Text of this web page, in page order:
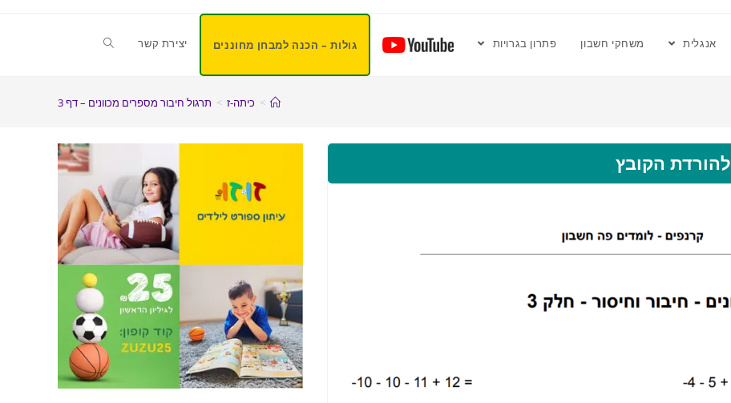
אנגלית משחקי חשבון פתרון בגרויות גולות – הכנה למבחן מחוננים יצירת קשר
> כיתה-ז > תרגול חיבור מספרים מכוונים – דף 3
להורדת הקובץ